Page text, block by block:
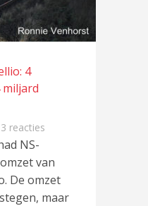
4
3 reacties
NS-
van
De omzet
maar